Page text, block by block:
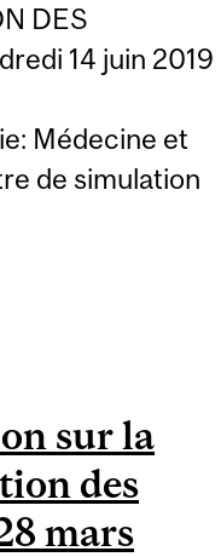
DES
14 juin 2019
Médecine et
de simulation
DES
AIDANTS (14
2019)
sur la
des
mars